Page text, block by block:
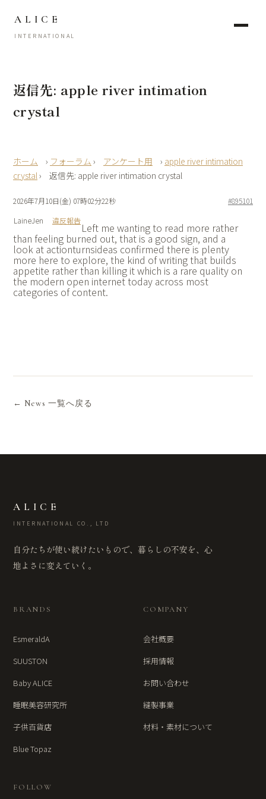
ALICE
INTERNATIONAL
返信先: apple river intimation
crystal
› フォーラム › アンケート用 › apple river intimation
crystal› 返信先: apple river intimation crystal
2026年7月10日(金) 07時02分22秒
#895101
LaineJen
違反報告
Left me wanting to read more rather
than feeling burned out, that is a good sign, and a
look at actionturnsideas confirmed there is plenty
more here to explore, the kind of writing that builds
appetite rather than killing it which is a rare quality on
the modern open internet today across most
categories of content.
← News 一覧へ戻る
ALICE
INTERNATIONAL CO., LTD
自分たちが使い続けたいもので、暮らしの不安を、心
地よさに変えていく。
BRANDS
EsmeraldA
SUUSTON
Baby ALICE
睡眠美容研究所
子供百貨店
Blue Topaz
COMPANY
会社概要
採用情報
お問い合わせ
縫製事業
材料・素材について
FOLLOW